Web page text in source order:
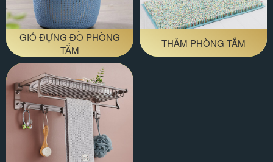
GIỎ ĐỰNG ĐỒ PHÒNG
TẮM
THẢM PHÒNG TẮM